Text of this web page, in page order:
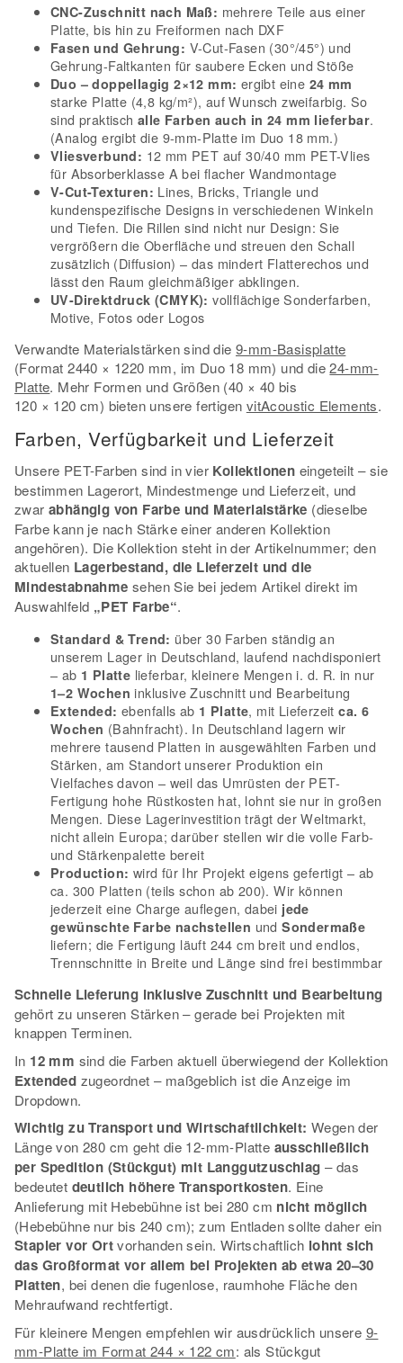
CNC-Zuschnitt nach Maß: mehrere Teile aus einer
Platte, bis hin zu Freiformen nach DXF
Fasen und Gehrung: V-Cut-Fasen (30°/45°) und
Gehrung-Faltkanten für saubere Ecken und Stöße
Duo – doppellagig 2×12 mm: ergibt eine 24 mm
starke Platte (4,8 kg/m²), auf Wunsch zweifarbig. So
sind praktischalle Farben auch in 24 mm lieferbar.
(Analog ergibt die 9-mm-Platte im Duo 18 mm.)
Vliesverbund: 12 mm PET auf 30/40 mm PET-Vlies
für Absorberklasse A bei flacher Wandmontage
V-Cut-Texturen: Lines, Bricks, Triangle und
kundenspezifische Designs in verschiedenen Winkeln
und Tiefen. Die Rillen sind nicht nur Design: Sie
vergrößern die Oberfläche und streuen den Schall
zusätzlich (Diffusion) – das mindert Flatterechos und
lässt den Raum gleichmäßiger abklingen.
UV-Direktdruck (CMYK): vollflächige Sonderfarben,
Motive, Fotos oder Logos
Verwandte Materialstärken sind die 9-mm-Basisplatte
(Format 2440 × 1220 mm, im Duo 18 mm) und die24-mm-
Platte. Mehr Formen und Größen (40 × 40 bis
120 × 120 cm) bieten unsere fertigen vitAcoustic Elements.
Farben, Verfügbarkeit und Lieferzeit
Unsere PET-Farben sind in vier Kollektionen eingeteilt – sie
bestimmen Lagerort, Mindestmenge und Lieferzeit, und
zwar abhängig von Farbe und Materialstärke (dieselbe
Farbe kann je nach Stärke einer anderen Kollektion
angehören). Die Kollektion steht in der Artikelnummer; den
aktuellen Lagerbestand, die Lieferzeit und die
Mindestabnahme sehen Sie bei jedem Artikel direkt im
Auswahlfeld „PET Farbe“.
Standard & Trend: über 30 Farben ständig an
unserem Lager in Deutschland, laufend nachdisponiert
– ab 1 Platte lieferbar, kleinere Mengen i. d. R. in nur
1–2 Wochen inklusive Zuschnitt und Bearbeitung
Extended: ebenfalls ab 1 Platte, mit Lieferzeitca. 6
Wochen (Bahnfracht). In Deutschland lagern wir
mehrere tausend Platten in ausgewählten Farben und
Stärken, am Standort unserer Produktion ein
Vielfaches davon – weil das Umrüsten der PET-
Fertigung hohe Rüstkosten hat, lohnt sie nur in großen
Mengen. Diese Lagerinvestition trägt der Weltmarkt,
nicht allein Europa; darüber stellen wir die volle Farb-
und Stärkenpalette bereit
Production: wird für Ihr Projekt eigens gefertigt – ab
ca. 300 Platten (teils schon ab 200). Wir können
jederzeit eine Charge auflegen, dabei jede
gewünschte Farbe nachstellen undSondermaße
liefern; die Fertigung läuft 244 cm breit und endlos,
Trennschnitte in Breite und Länge sind frei bestimmbar
Schnelle Lieferung inklusive Zuschnitt und Bearbeitung
gehört zu unseren Stärken – gerade bei Projekten mit
knappen Terminen.
In 12 mm sind die Farben aktuell überwiegend der Kollektion
Extended zugeordnet – maßgeblich ist die Anzeige im
Dropdown.
Wichtig zu Transport und Wirtschaftlichkeit: Wegen der
Länge von 280 cm geht die 12-mm-Platte ausschließlich
per Spedition (Stückgut) mit Langgutzuschlag – das
bedeutet deutlich höhere Transportkosten. Eine
Anlieferung mit Hebebühne ist bei 280 cm nicht möglich
(Hebebühne nur bis 240 cm); zum Entladen sollte daher ein
Stapler vor Ortvorhanden sein. Wirtschaftlich lohnt sich
das Großformat vor allem bei Projekten ab etwa 20–30
Platten, bei denen die fugenlose, raumhohe Fläche den
Mehraufwand rechtfertigt.
Für kleinere Mengen empfehlen wir ausdrücklich unsere 9-
mm-Platte im Format 244 × 122 cm: als Stückgut